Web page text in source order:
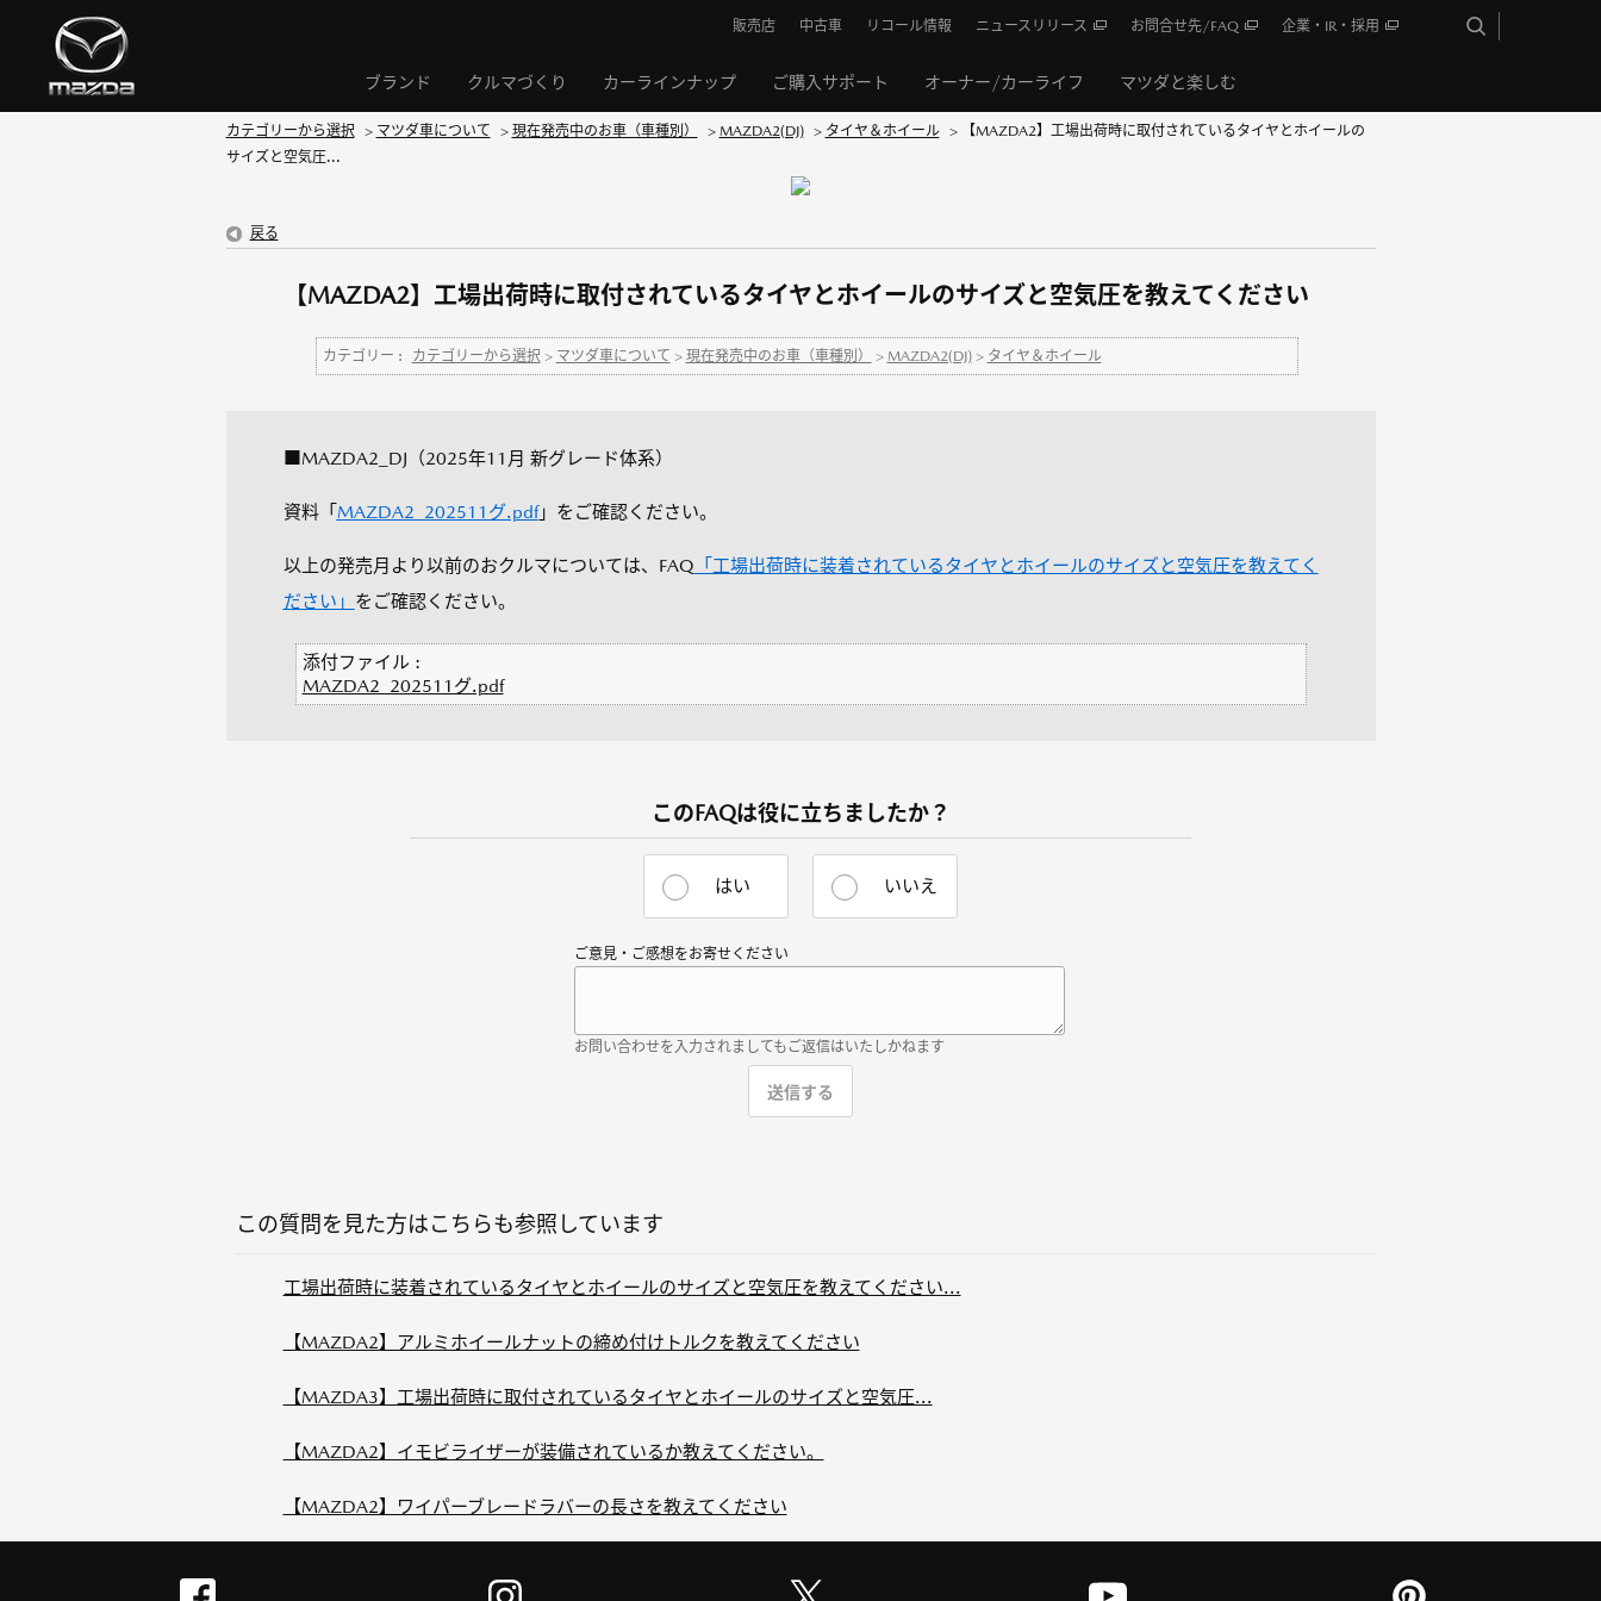
ブランド クルマづくり カーラインナップ ご購入サポート オーナー/カーライフ マツダと楽しむ
販売店 中古車 リコール情報 ニュースリリース お問合せ先/FAQ 企業・IR・採用
カテゴリーから選択 > マツダ車について > 現在発売中のお車（車種別） > MAZDA2(DJ) > タイヤ＆ホイール >
【MAZDA2】工場出荷時に取付されているタイヤとホイールの
サイズと空気圧...
戻る
【MAZDA2】工場出荷時に取付されているタイヤとホイールのサイズと空気圧を教えてください
カテゴリー : カテゴリーから選択 > マツダ車について > 現在発売中のお車（車種別） > MAZDA2(DJ)> タイヤ＆ホイール
■MAZDA2_DJ（2025年11月 新グレード体系）
資料「 MAZDA2_202511グ.pdf」をご確認ください。
以上の発売月より以前のおクルマについては、FAQ 「工場出荷時に装着されているタイヤとホイールのサイズと空気圧を教えてく
ださい」 をご確認ください。
添付ファイル :
MAZDA2_202511グ.pdf
このFAQは役に立ちましたか？
はい いいえ
ご意見・ご感想をお寄せください
お問い合わせを入力されましてもご返信はいたしかねます
この質問を見た方はこちらも参照しています
工場出荷時に装着されているタイヤとホイールのサイズと空気圧を教えてください...
【MAZDA2】アルミホイールナットの締め付けトルクを教えてください
【MAZDA3】工場出荷時に取付されているタイヤとホイールのサイズと空気圧...
【MAZDA2】イモビライザーが装備されているか教えてください。
【MAZDA2】ワイパーブレードラバーの長さを教えてください